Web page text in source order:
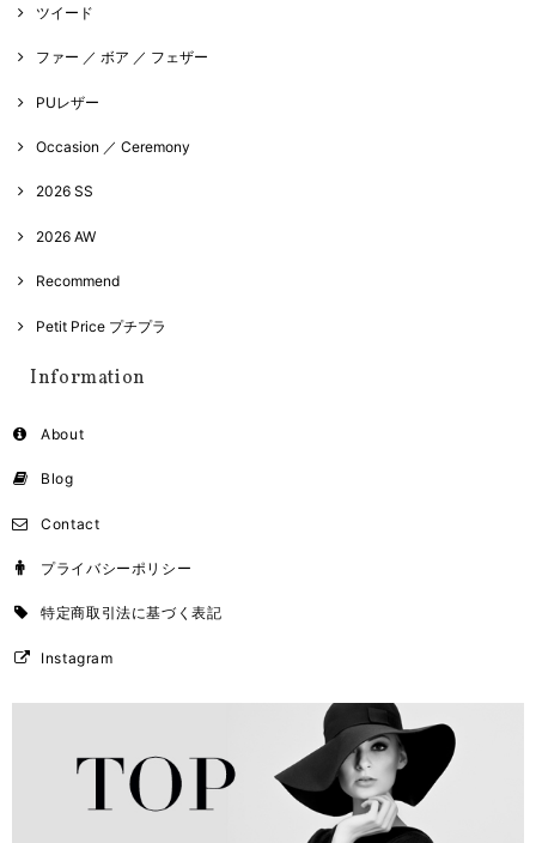
ツイード
ファー ／ ボア ／ フェザー
PUレザー
Occasion ／ Ceremony
2026 SS
2026 AW
Recommend
Petit Price プチプラ
Information
About
Blog
Contact
プライバシーポリシー
特定商取引法に基づく表記
Instagram